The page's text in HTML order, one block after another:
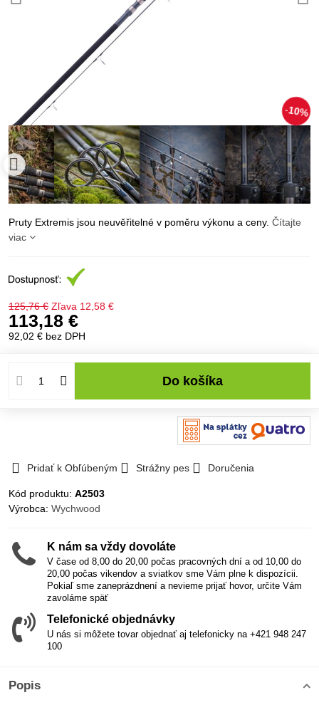
10%
Pruty Extremis jsou neuvěřitelné v poměru výkonu a ceny. Čítajte
viac
125,76 € Zľava 12,58 €
113,18 €
92,02 € bez DPH
Do košíka
Pridať k Obľúbeným Strážny pes Doručenia
Kód produktu: A2503
Výrobca: Wychwood
K nám sa vždy dovoláte
V čase od 8,00 do 20,00 počas pracovných dní a od 10,00 do
20,00 počas vikendov a sviatkov sme Vám plne k dispozícii.
Pokiaľ sme zaneprázdnení a nevieme prijať hovor, určite Vám
zavoláme späť
Telefonické objednávky
U nás si môžete tovar objednať aj telefonicky na +421 948 247
100
Popis